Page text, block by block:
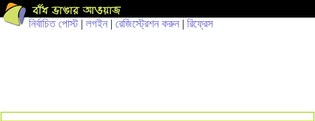
নির্বাচিত পোস্ট| লগইন | রেজিস্ট্রেশন করুন | রিফ্রেস